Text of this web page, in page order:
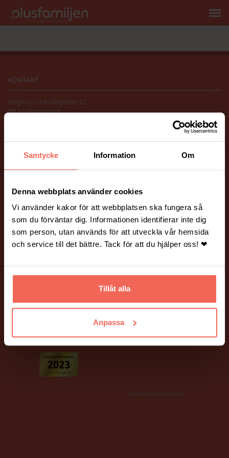
Samtycke Information Om
Denna webbplats använder cookies
Vi använder kakor för att webbplatsen ska fungera så
som du förväntar dig. Informationen identifierar inte dig
som person, utan används för att utveckla vår hemsida
och service till det bättre. Tack för att du hjälper oss! ❤
Tillåt alla
Anpassa
KONTAKT
Magnus Ladulåsgatan 22
118 66 Stockholm
FÖLJ OSS
Instagram
ÖVRIGT
Vanliga frågor och svar. Hantering av personuppgifter.
Ett stort tack till våra fina kunder som har ställt upp som modeller!
PIGMENT DIGITALBYRÅ